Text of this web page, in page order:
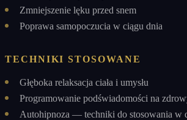
Zmniejszenie lęku przed snem
Poprawa samopoczucia w ciągu dnia
TECHNIKI STOSOWANE
Głęboka relaksacja ciała i umysłu
Programowanie podświadomości na
Autohipnoza — techniki do stosowania w